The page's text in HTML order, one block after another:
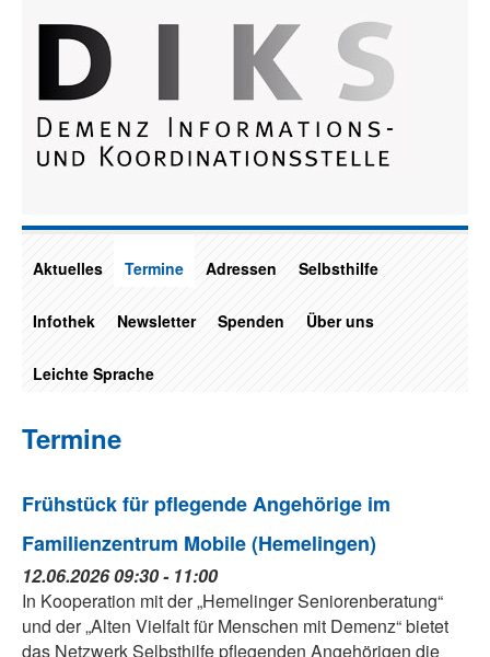
Aktuelles Termine Adressen Selbsthilfe
Infothek Newsletter Spenden Über uns
Leichte Sprache
Termine
Frühstück für pflegende Angehörige im
Familienzentrum Mobile (Hemelingen)
12.06.2026 09:30 - 11:00
In Kooperation mit der „Hemelinger Seniorenberatung“
und der „Alten Vielfalt für Menschen mit Demenz“ bietet
das Netzwerk Selbsthilfe pflegenden Angehörigen die